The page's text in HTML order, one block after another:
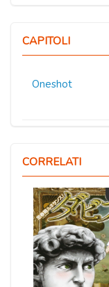
CAPITOLI
Oneshot
CORRELATI